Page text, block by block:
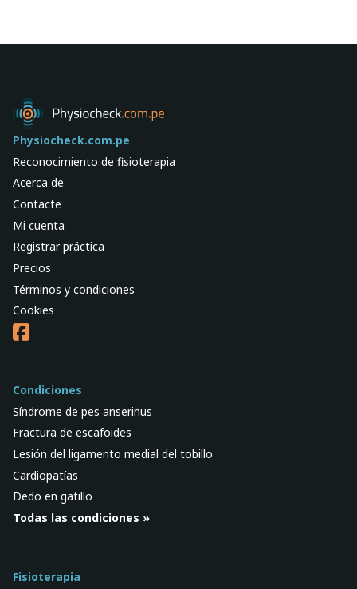
Physiocheck.com.pe
Reconocimiento de fisioterapia
Acerca de
Contacte
Mi cuenta
Registrar práctica
Precios
Términos y condiciones
Cookies
Condiciones
Síndrome de pes anserinus
Fractura de escafoides
Lesión del ligamento medial del tobillo
Cardiopatías
Dedo en gatillo
Todas las condiciones »
Fisioterapia